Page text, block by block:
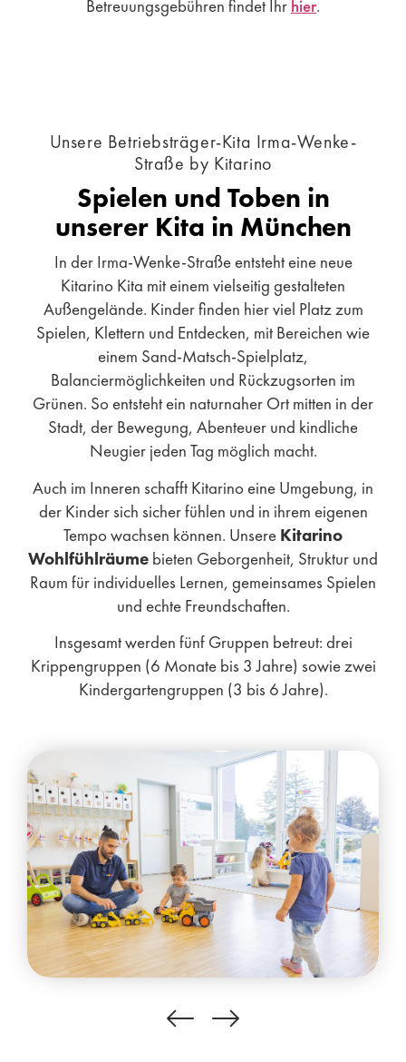
Betreuungsgebühren findet Ihr hier.
Unsere Betriebsträger-Kita Irma-Wenke-
Straße by Kitarino
Spielen und Toben in
unserer Kita in München
In der Irma-Wenke-Straße entsteht eine neue
Kitarino Kita mit einem vielseitig gestalteten
Außengelände. Kinder finden hier viel Platz zum
Spielen, Klettern und Entdecken, mit Bereichen wie
einem Sand-Matsch-Spielplatz,
Balanciermöglichkeiten und Rückzugsorten im
Grünen. So entsteht ein naturnaher Ort mitten in der
Stadt, der Bewegung, Abenteuer und kindliche
Neugier jeden Tag möglich macht.
Auch im Inneren schafft Kitarino eine Umgebung, in
der Kinder sich sicher fühlen und in ihrem eigenen
Tempo wachsen können. Unsere Kitarino
Wohlfühlräume bieten Geborgenheit, Struktur und
Raum für individuelles Lernen, gemeinsames Spielen
und echte Freundschaften.
Insgesamt werden fünf Gruppen betreut: drei
Krippengruppen (6 Monate bis 3 Jahre) sowiezwei
Kindergartengruppen (3 bis 6 Jahre).